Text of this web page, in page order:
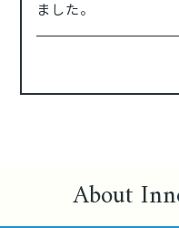
ました。
About